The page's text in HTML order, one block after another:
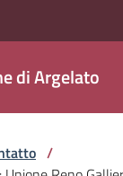
di Argelato
/